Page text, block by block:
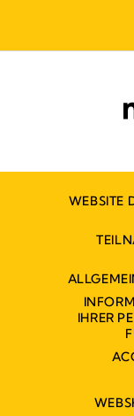
WEBSITE
IHRER